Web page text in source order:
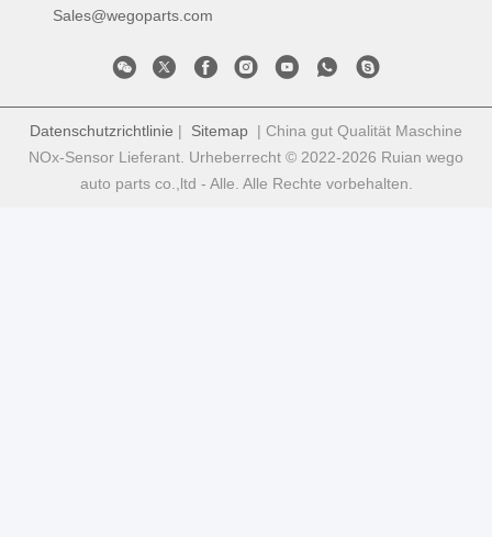
Sales@wegoparts.com
Datenschutzrichtlinie | Sitemap | China gut Qualität Maschine
NOx-Sensor Lieferant. Urheberrecht © 2022-2026 Ruian wego
auto parts co.,ltd - Alle. Alle Rechte vorbehalten.